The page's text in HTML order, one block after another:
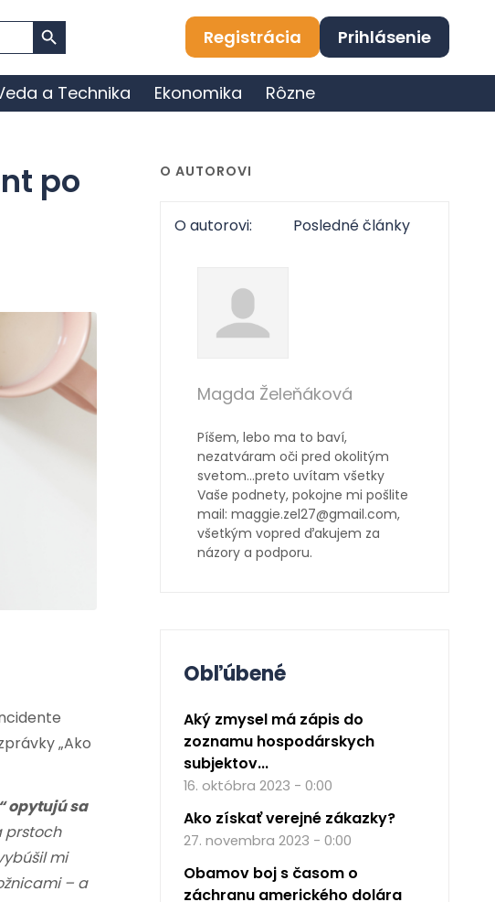
Search Button
Registrácia Prihlásenie
a Technika Ekonomika Rôzne
po
„Ako
opytujú sa
prstoch
mi
– a
O AUTOROVI
O autorovi: Posledné články
Magda Želeňáková
Píšem, lebo ma to baví,
nezatváram oči pred okolitým
svetom…preto uvítam všetky
Vaše podnety, pokojne mi pošlite
mail: maggie.zel27@gmail.com,
všetkým vopred ďakujem za
názory a podporu.
Obľúbené
Aký zmysel má zápis do
zoznamu hospodárskych
subjektov...
16. októbra 2023 - 0:00
Ako získať verejné zákazky?
27. novembra 2023 - 0:00
Obamov boj s časom o
záchranu amerického dolára